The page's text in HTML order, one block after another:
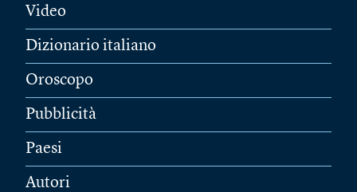
Video
Dizionario italiano
Oroscopo
Pubblicità
Paesi
Autori